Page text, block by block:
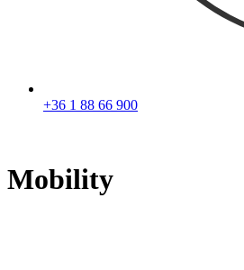
+36 1 88 66 900
Mobility